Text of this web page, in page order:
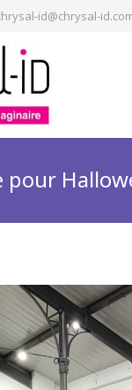
id@chrysal-
pour